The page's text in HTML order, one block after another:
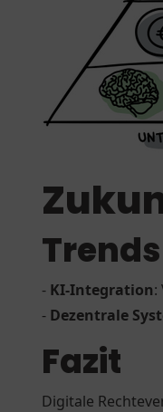
- KI-Integration:
- Dezentrale
Fazit
Digitale